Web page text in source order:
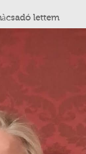
lettem